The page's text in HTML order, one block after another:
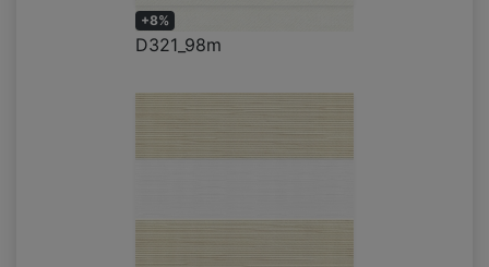
+8%
D321_98m